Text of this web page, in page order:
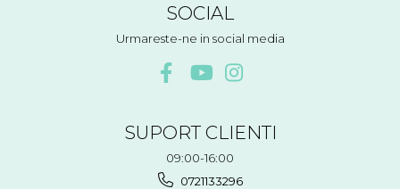
SOCIAL
Urmareste-ne in social media
SUPORT CLIENTI
09:00-16:00
0721133296